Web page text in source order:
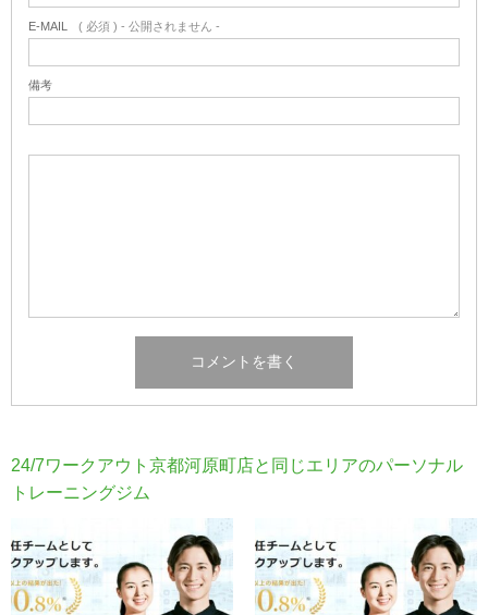
E-MAIL ( 必須 ) - 公開されません -
備考
24/7ワークアウト京都河原町店と同じエリアのパーソナル
トレーニングジム